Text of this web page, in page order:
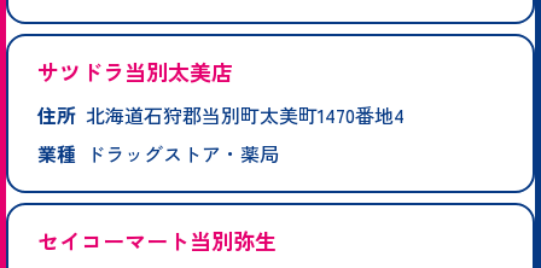
サツドラ当別太美店
住所 北海道石狩郡当別町太美町1470番地4
業種
ドラッグストア・薬局
セイコーマート当別弥生